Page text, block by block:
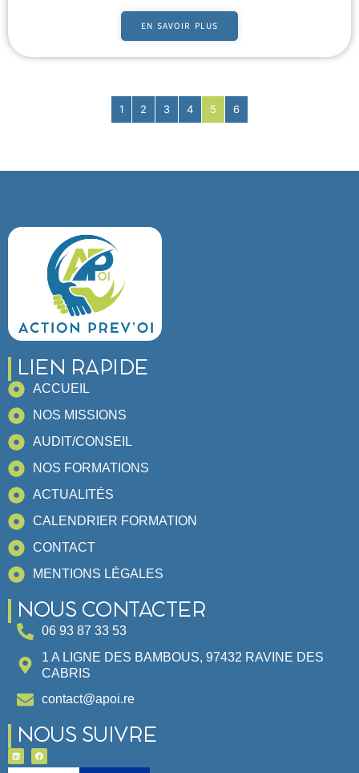
EN SAVOIR PLUS
1 2 3 4 5 6
LIEN RAPIDE
ACCUEIL
NOS MISSIONS
AUDIT/CONSEIL
NOS FORMATIONS
ACTUALITÉS
CALENDRIER FORMATION
CONTACT
MENTIONS LÉGALES
NOUS CONTACTER
06 93 87 33 53
1 A LIGNE DES BAMBOUS, 97432 RAVINE DES
CABRIS
contact@apoi.re
NOUS SUIVRE